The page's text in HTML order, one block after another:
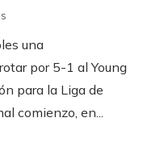
una
por 5-1 al Young
para la Liga de
comienzo, en...